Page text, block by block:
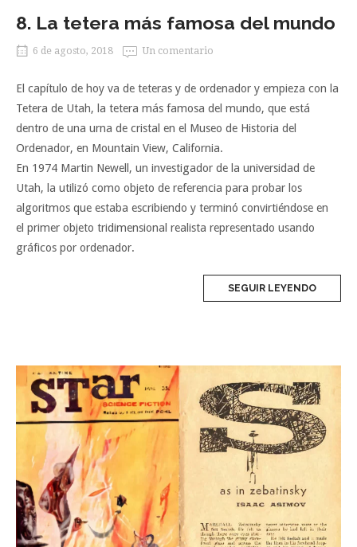
8. La tetera más famosa del mundo
6 de agosto, 2018 Un comentario
El capítulo de hoy va de teteras y de ordenador y empieza con la
Tetera de Utah, la tetera más famosa del mundo, que está
dentro de una urna de cristal en el Museo de Historia del
Ordenador, en Mountain View, California.
En 1974 Martin Newell, un investigador de la universidad de
Utah, la utilizó como objeto de referencia para probar los
algoritmos que estaba escribiendo y terminó convirtiéndose en
el primer objeto tridimensional realista representado usando
gráficos por ordenador.
SEGUIR LEYENDO